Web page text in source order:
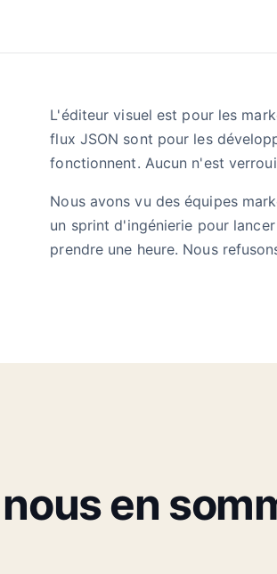
L'éditeur visuel est pour les
flux JSON sont pour les
fonctionnent. Aucun n'est
Nous avons vu des équipes
un sprint d'ingénierie pour
prendre une heure. Nous
en